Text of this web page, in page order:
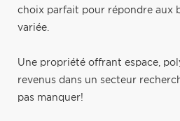
choix parfait pour répondre aux
variée.
Une propriété offrant espace,
revenus dans un secteur
pas manquer!